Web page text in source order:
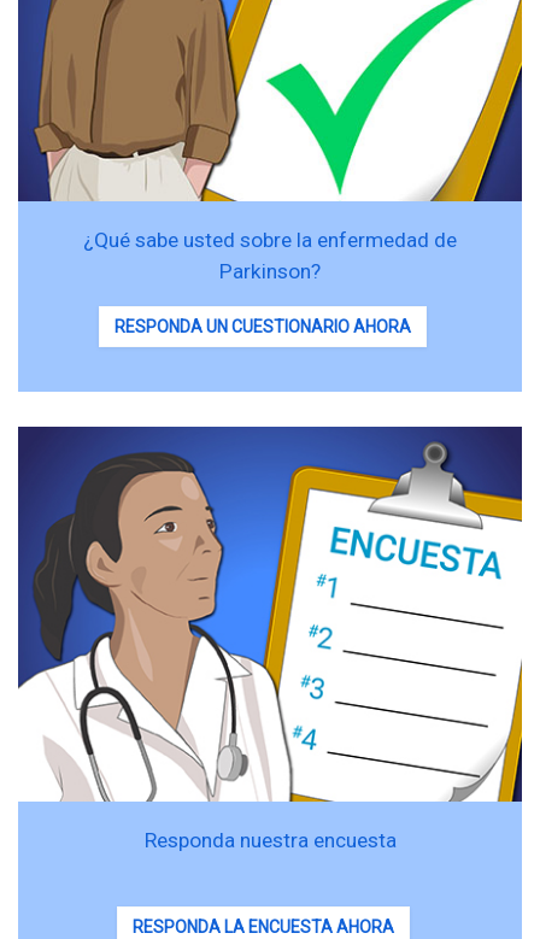
¿Qué sabe usted sobre la enfermedad de
Parkinson?
RESPONDA UN CUESTIONARIO AHORA
Responda nuestra encuesta
RESPONDA LA ENCUESTA AHORA